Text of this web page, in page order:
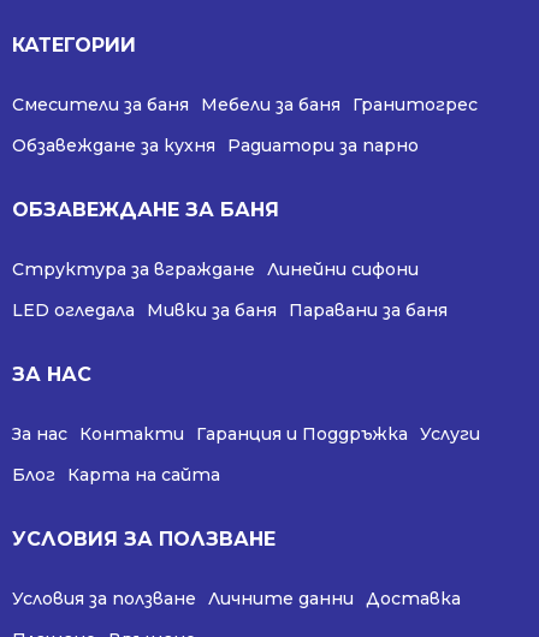
КАТЕГОРИИ
Смесители за баня Мебели за баня
Гранитогрес
Обзавеждане за кухня
Радиатори за парно
ОБЗАВЕЖДАНЕ ЗА БАНЯ
Структура за вграждане
Линейни сифони
LED огледала
Мивки за баня Паравани за баня
ЗА НАС
За нас Контакти Гаранция и Поддръжка
Услуги
Блог
Карта на сайта
УСЛОВИЯ ЗА ПОЛЗВАНЕ
Условия за ползване Личните данни
Доставка